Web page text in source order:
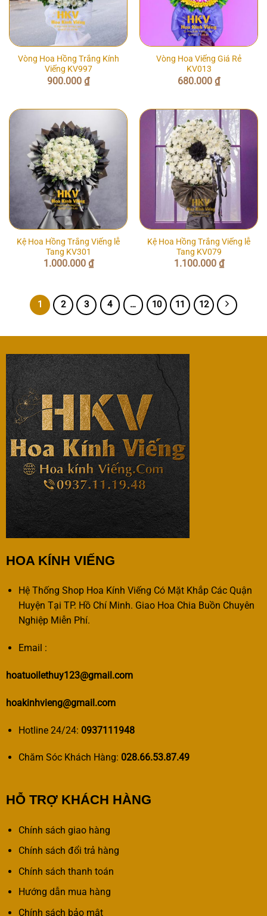
Vòng Hoa Hồng Trắng Kính
Viếng KV997
900.000 ₫
Vòng Hoa Viếng Giá Rẻ
KV013
680.000 ₫
Kệ Hoa Hồng Trắng Viếng lễ
Tang KV301
1.000.000 ₫
Kệ Hoa Hồng Trắng Viếng lễ
Tang KV079
1.100.000 ₫
1 2 3 4 … 10 11 12
HOA KÍNH VIẾNG
Hệ Thống Shop Hoa Kính Viếng Có Mặt Khắp Các Quận
Huyện Tại TP. Hồ Chí Minh. Giao Hoa Chia Buồn Chuyên
Nghiệp Miễn Phí.
Email :
hoatuoilethuy123@gmail.com
hoakinhvieng@gmail.com
Hotline 24/24: 0937111948
Chăm Sóc Khách Hàng: 028.66.53.87.49
HỖ TRỢ KHÁCH HÀNG
Chính sách giao hàng
Chính sách đổi trả hàng
Chính sách thanh toán
Hướng dẫn mua hàng
Chính sách bảo mật